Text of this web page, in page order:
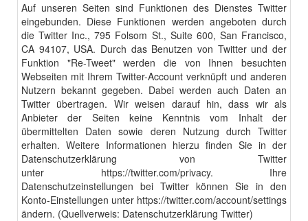
Auf unseren Seiten sind Funktionen des Dienstes Twitter
eingebunden. Diese Funktionen werden angeboten durch
die Twitter Inc., 795 Folsom St., Suite 600, San Francisco,
CA 94107, USA. Durch das Benutzen von Twitter und der
Funktion "Re-Tweet" werden die von Ihnen besuchten
Webseiten mit Ihrem Twitter-Account verknüpft und anderen
Nutzern bekannt gegeben. Dabei werden auch Daten an
Twitter übertragen. Wir weisen darauf hin, dass wir als
Anbieter der Seiten keine Kenntnis vom Inhalt der
übermittelten Daten sowie deren Nutzung durch Twitter
erhalten. Weitere Informationen hierzu finden Sie in der
Datenschutzerklärung von Twitter
unter https://twitter.com/privacy. Ihre
Datenschutzeinstellungen bei Twitter können Sie in den
Konto-Einstellungen unter https://twitter.com/account/settings
ändern. (Quellverweis: Datenschutzerklärung Twitter)